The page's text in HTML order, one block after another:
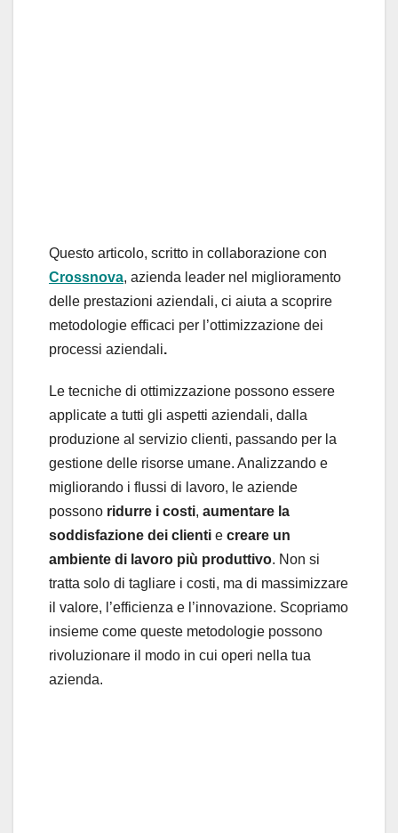
Questo articolo, scritto in collaborazione con
Crossnova, azienda leader nel miglioramento
delle prestazioni aziendali, ci aiuta a scoprire
metodologie efficaci per l’ottimizzazione dei
processi aziendali.
Le tecniche di ottimizzazione possono essere
applicate a tutti gli aspetti aziendali, dalla
produzione al servizio clienti, passando per la
gestione delle risorse umane. Analizzando e
migliorando i flussi di lavoro, le aziende
possono ridurre i costi, aumentare la
soddisfazione dei clienti e creare un
ambiente di lavoro più produttivo. Non si
tratta solo di tagliare i costi, ma di massimizzare
il valore, l’efficienza e l’innovazione. Scopriamo
insieme come queste metodologie possono
rivoluzionare il modo in cui operi nella tua
azienda.